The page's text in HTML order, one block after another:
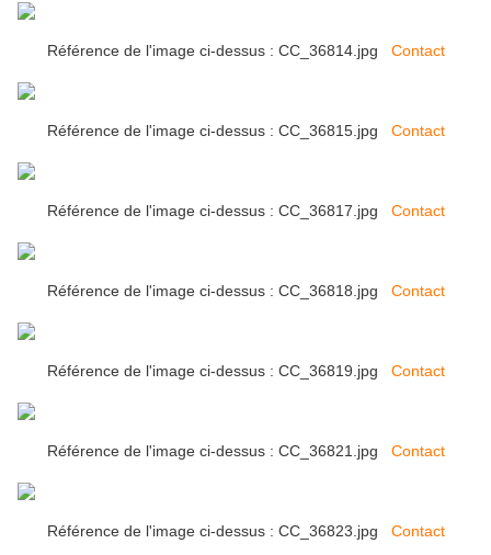
Référence de l'image ci-dessus : CC_36814.jpg Contact
Référence de l'image ci-dessus : CC_36815.jpg Contact
Référence de l'image ci-dessus : CC_36817.jpg Contact
Référence de l'image ci-dessus : CC_36818.jpg Contact
Référence de l'image ci-dessus : CC_36819.jpg Contact
Référence de l'image ci-dessus : CC_36821.jpg Contact
Référence de l'image ci-dessus : CC_36823.jpg Contact